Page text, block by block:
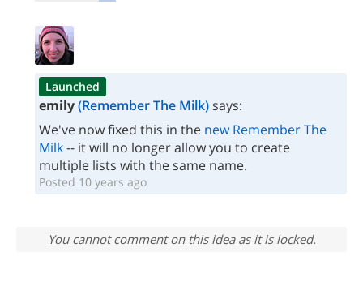
Launched
emily(Remember The Milk)says:
We've now fixed this in the new Remember The
Milk-- it will no longer allow you to create
multiple lists with the same name.
Posted 10 years ago
You cannot comment on this idea as it is locked.